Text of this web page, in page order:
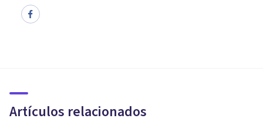
Artículos relacionados
propone